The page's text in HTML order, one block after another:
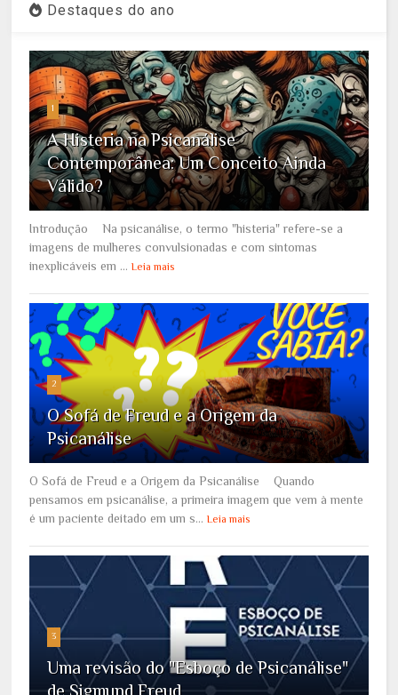
Destaques do ano
1
A Histeria na Psicanálise
Contemporânea: Um Conceito Ainda
Válido?
Introdução Na psicanálise, o termo "histeria" refere-se a
imagens de mulheres convulsionadas e com sintomas
inexplicáveis em ... Leia mais
2
O Sofá de Freud e a Origem da
Psicanálise
O Sofá de Freud e a Origem da Psicanálise Quando
pensamos em psicanálise, a primeira imagem que vem à mente
é um paciente deitado em um s... Leia mais
3
Uma revisão do "Esboço de Psicanálise"
de Sigmund Freud